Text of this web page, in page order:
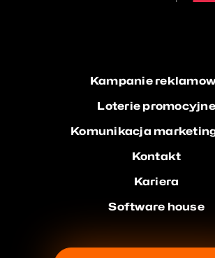
Kampanie
Loterie promocyjne
Komunikacja
Kontakt
Kariera
Software house